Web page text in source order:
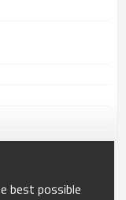
min
min
best possible